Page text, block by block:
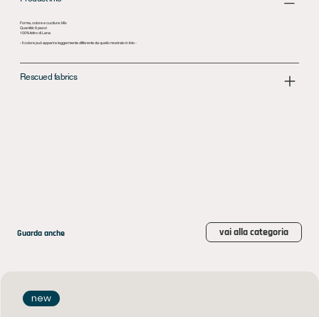
Forma, colore e cuciture: Mix
Quantità: 6 pezzi
100% feltro di Lana
- Il colore può apparire leggermente differente da quello mostrato in foto -
Rescued fabrics
Guarda anche vai alla categoria
new